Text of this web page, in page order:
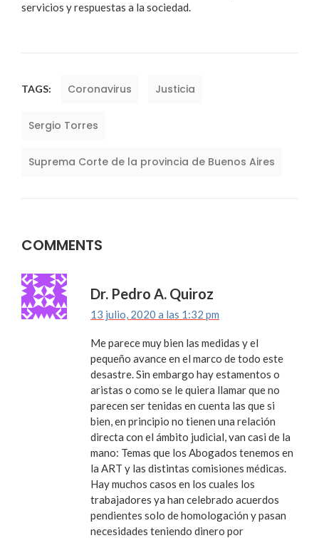
servicios y respuestas a la sociedad.
TAGS: Coronavirus Justicia
Sergio Torres
Suprema Corte de la provincia de Buenos Aires
COMMENTS
Dr. Pedro A. Quiroz
13 julio, 2020 a las 1:32 pm
Me parece muy bien las medidas y el
pequeño avance en el marco de todo este
desastre. Sin embargo hay estamentos o
aristas o como se le quiera llamar que no
parecen ser tenidas en cuenta las que si
bien, en principio no tienen una relación
directa con el ámbito judicial, van casi de la
mano: Temas que los Abogados tenemos en
la ART y las distintas comisiones médicas.
Hay muchos casos en los cuales los
trabajadores ya han celebrado acuerdos
pendientes solo de homologación y pasan
necesidades teniendo dinero por